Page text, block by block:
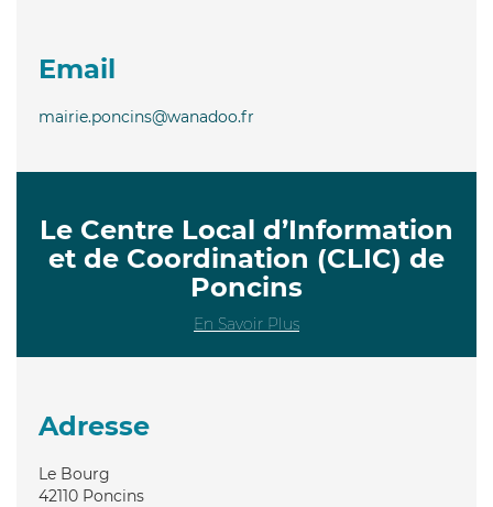
Email
mairie.poncins@wanadoo.fr
Le Centre Local d’Information
et de Coordination (CLIC) de
Poncins
En Savoir Plus
Adresse
Le Bourg
42110 Poncins